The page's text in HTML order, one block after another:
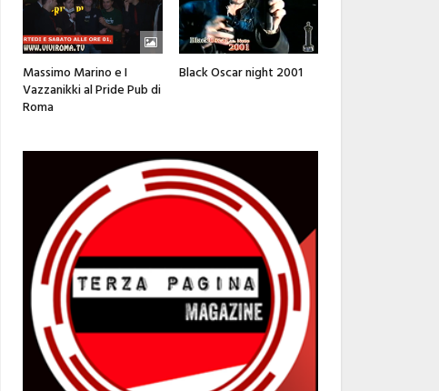
Massimo Marino e I
Vazzanikki al Pride Pub di
Roma
Black Oscar night 2001